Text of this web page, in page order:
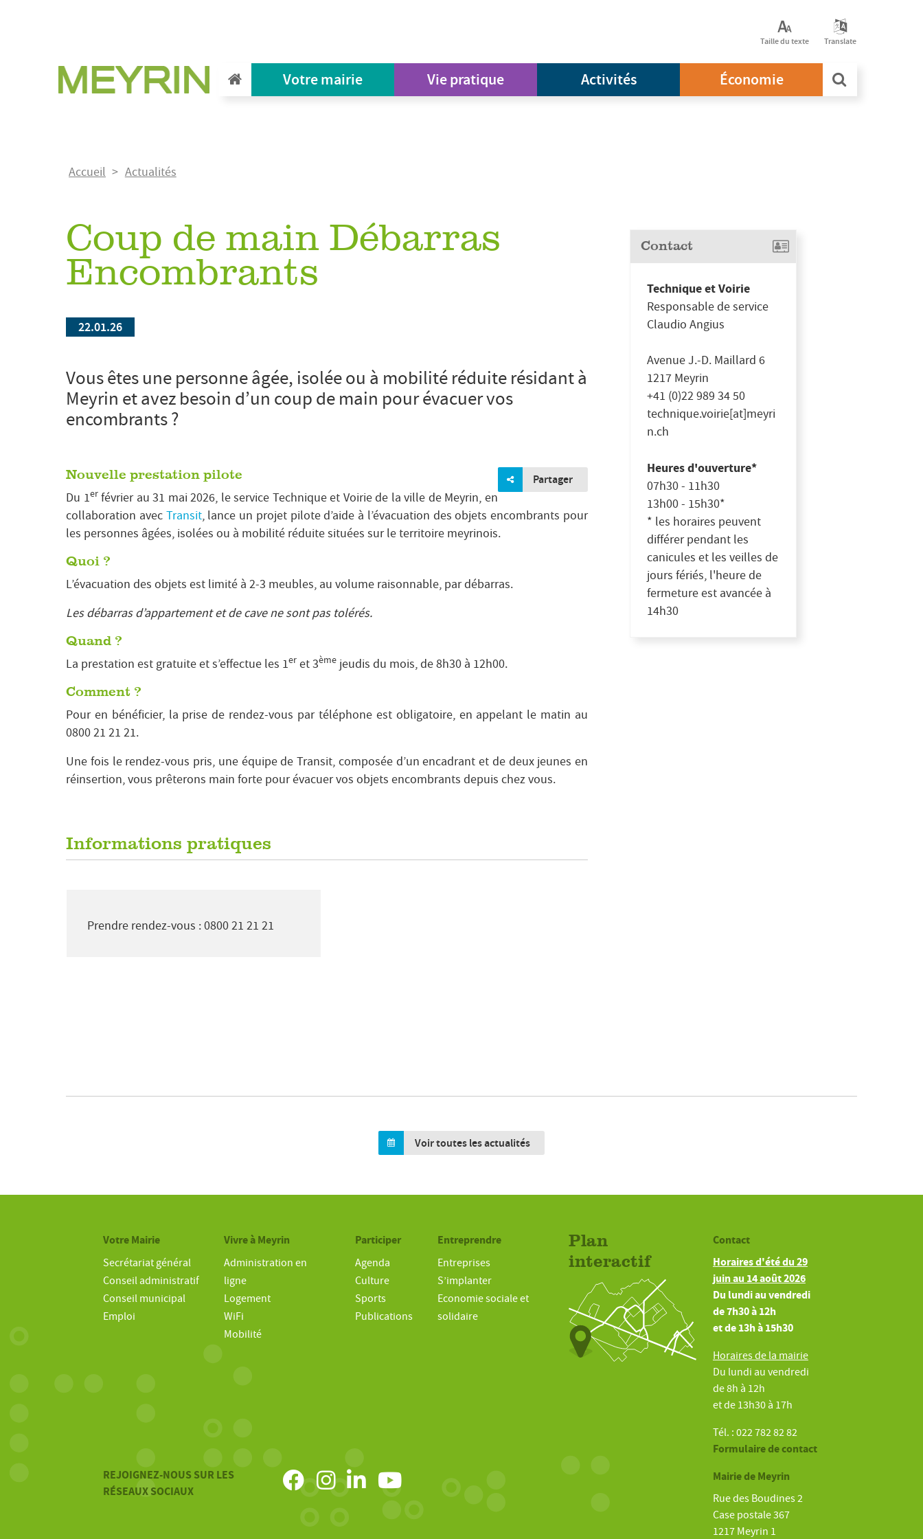
Taille du texte Translate
Votre mairie Vie pratique Activités Économie
FilAccueil Actualités
Coup de main Débarras
Encombrants
22.01.26
Vous êtes une personne âgée, isolée ou à mobilité réduite résidant à
Meyrin et avez besoin d’un coup de main pour évacuer vos
encombrants ?
Partager
Nouvelle prestation pilote
Du 1erfévrier au 31 mai 2026, le service Technique et Voirie de la ville de Meyrin, en
collaboration avec Transit, lance un projet pilote d’aide à l’évacuation des objets encombrants pour
les personnes âgées, isolées ou à mobilité réduite situées sur le territoire meyrinois.
Quoi ?
L’évacuation des objets est limité à 2-3 meubles, au volume raisonnable, par débarras.
Les débarras d’appartement et de cave ne sont pas tolérés.
Quand ?
La prestation est gratuite et s’effectue les 1er et 3ème jeudis du mois, de 8h30 à 12h00.
Comment ?
Pour en bénéficier, la prise de rendez-vous par téléphone est obligatoire, en appelant le matin au
0800 21 21 21.
Une fois le rendez-vous pris, une équipe de Transit, composée d’un encadrant et de deux jeunes en
réinsertion, vous prêterons main forte pour évacuer vos objets encombrants depuis chez vous.
Informations pratiques
Prendre rendez-vous : 0800 21 21 21
Contact
Technique et Voirie
Responsable de service
Claudio Angius
Avenue J.-D. Maillard 6
1217 Meyrin
+41 (0)22 989 34 50
technique.voirie[at]meyri
n.ch
Heures d'ouverture*
07h30 - 11h30
13h00 - 15h30*
* les horaires peuvent
différer pendant les
canicules et les veilles de
jours fériés, l'heure de
fermeture est avancée à
14h30
Voir toutes les actualités
Votre Mairie
Secrétariat général
Conseil administratif
Conseil municipal
Emploi
Vivre à Meyrin
Administration en
ligne
Logement
WiFi
Mobilité
Participer
Agenda
Culture
Sports
Publications
Entreprendre
Entreprises
S’implanter
Economie sociale et
solidaire
Plan
interactif
Contact
Horaires d'été du 29
juin au 14 août 2026
Du lundi au vendredi
de 7h30 à 12h
et de 13h à 15h30
Horaires de la mairie
Du lundi au vendredi
de 8h à 12h
et de 13h30 à 17h
Tél. : 022 782 82 82
Formulaire de contact
Mairie de Meyrin
Rue des Boudines 2
Case postale 367
1217 Meyrin 1
REJOIGNEZ-NOUS SUR LES
RÉSEAUX SOCIAUX